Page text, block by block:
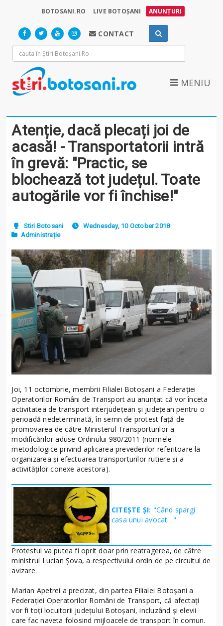
BOTOSANI.RO LIVE BOTOȘANI ANUNȚURI
CONTACT
MENIU
Atenție, dacă plecați joi de
acasă! - Transportatorii intră
în grevă: "Practic, se
blochează tot județul. Toate
autogările vor fi închise!"
Stiri Botosani
Wednesday, 10 October 2018
Administrație
Joi, 11 octombrie, membrii Filialei Botoșani a Federației
Operatorilor Români de Transport au anunțat că vor înceta
activitatea de transport interjudețean și județean pentru o
perioadă nedeterminată, în semn de protest față de
promovarea de către Ministerul Transporturilor a
modificărilor aduse Ordinului 980/2011 (normele
metodologice privind aplicarea prevederilor referitoare la
organizarea și efectuarea transporturilor rutiere și a
activităților conexe acestora).
CITEȘTE ȘI: "Când spargi
casa unui avocat…"
Protestul va putea fi oprit doar prin reatragerea, de către
ministrul Lucian Șova, a respectivului ordin de pe circuitul de
avizare.
Marian Apetrei a precizat, din partea Filialei Botoșani a
Federației Operatorilor Români de Transport, că afectați
vor fi toți locuitorii județului Botoșani, incluzând și elevii
care fac naveta folosind mijloacele de transport în comun.